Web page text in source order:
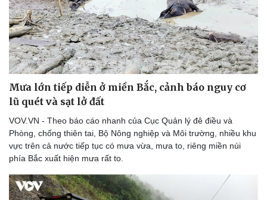
Thể thao
Bóng đá
Lịch thi đấu bóng đá
eSports
Hậu trường
Ô tô - Xe máy
Ô tô
Mưa lớn tiếp diễn ở miền Bắc, cảnh báo nguy cơ
lũ quét và sạt lở đất
VOV.VN - Theo báo cáo nhanh của Cục Quản lý đê điều và
Phòng, chống thiên tai, Bộ Nông nghiệp và Môi trường, nhiều khu
vực trên cả nước tiếp tục có mưa vừa, mưa to, riêng miền núi
phía Bắc xuất hiện mưa rất to.